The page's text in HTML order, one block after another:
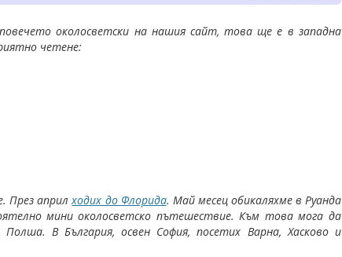
околосветски на нашия сайт, това ще е в западна
четене:
През априлходих до Флорида. Май месец обикаляхме в Руанда
мини околосветско пътешествие. Към това мога да
В България, освен София, посетих Варна, Хасково и